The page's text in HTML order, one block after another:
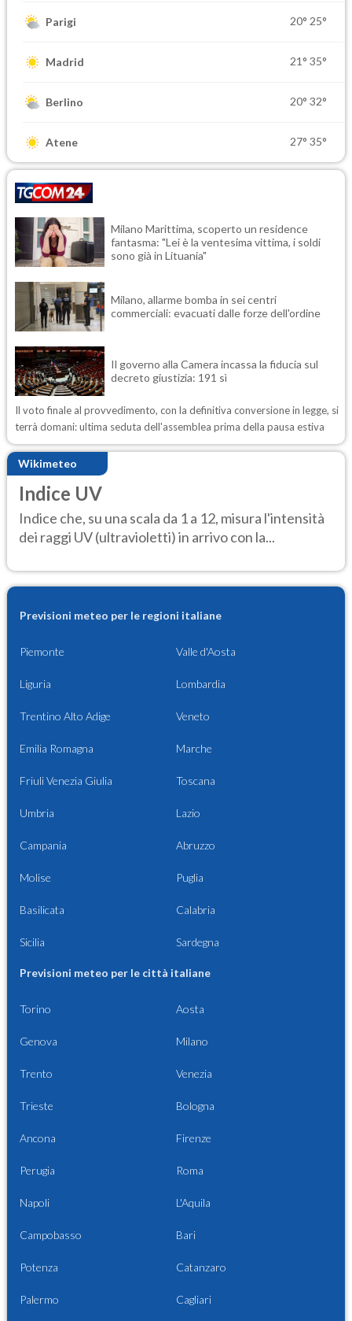
Parigi 20° 25°
Madrid 21° 35°
Berlino 20° 32°
Atene 27° 35°
Milano Marittima, scoperto un residence
fantasma: "Lei è la ventesima vittima, i soldi
sono già in Lituania"
Milano, allarme bomba in sei centri
commerciali: evacuati dalle forze dell'ordine
Il governo alla Camera incassa la fiducia sul
decreto giustizia: 191 sì
Il voto finale al provvedimento, con la definitiva conversione in legge, si
terrà domani: ultima seduta dell'assemblea prima della pausa estiva
Wikimeteo
Indice UV
Indice che, su una scala da 1 a 12, misura l'intensità
dei raggi UV (ultravioletti) in arrivo con la...
Previsioni meteo per le regioni italiane
Piemonte Valle d'Aosta
Liguria Lombardia
Trentino Alto Adige Veneto
Emilia Romagna Marche
Friuli Venezia Giulia Toscana
Umbria Lazio
Campania Abruzzo
Molise Puglia
Basilicata Calabria
Sicilia Sardegna
Previsioni meteo per le città italiane
Torino Aosta
Genova Milano
Trento Venezia
Trieste Bologna
Ancona Firenze
Perugia Roma
Napoli L'Aquila
Campobasso Bari
Potenza Catanzaro
Palermo Cagliari